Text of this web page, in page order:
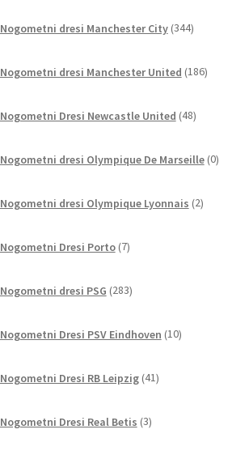
Nogometni dresi Manchester City 344izdelkov
Nogometni dresi Manchester United 186izdelkov
Nogometni Dresi Newcastle United 48izdelkov
Nogometni dresi Olympique De Marseille 0
Nogometni dresi Olympique Lyonnais 2izdelka
Nogometni Dresi Porto 7izdelkov
Nogometni dresi PSG 283izdelkov
Nogometni Dresi PSV Eindhoven 10izdelkov
Nogometni Dresi RB Leipzig 41izdelkov
Nogometni Dresi Real Betis 3izdelki